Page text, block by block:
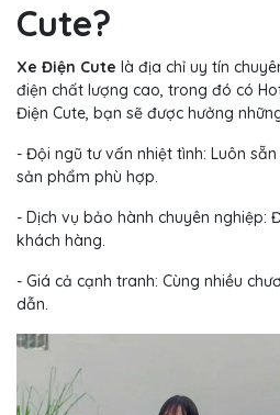
Cute?
Xe Điện Cute là địa chỉ uy tín
điện chất lượng cao, trong đó có
Điện Cute, bạn sẽ được hưởng
- Đội ngũ tư vấn nhiệt tình: Luôn
sản phẩm phù hợp.
- Dịch vụ bảo hành chuyên nghiệp:
khách hàng.
- Giá cả cạnh tranh: Cùng nhiều
dẫn.